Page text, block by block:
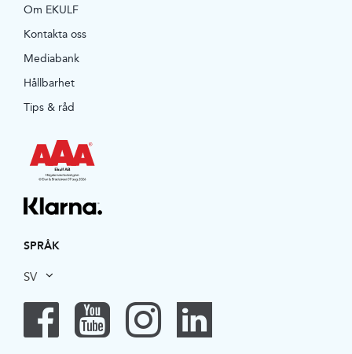
Om EKULF
Kontakta oss
Mediabank
Hållbarhet
Tips & råd
SPRÅK
SV